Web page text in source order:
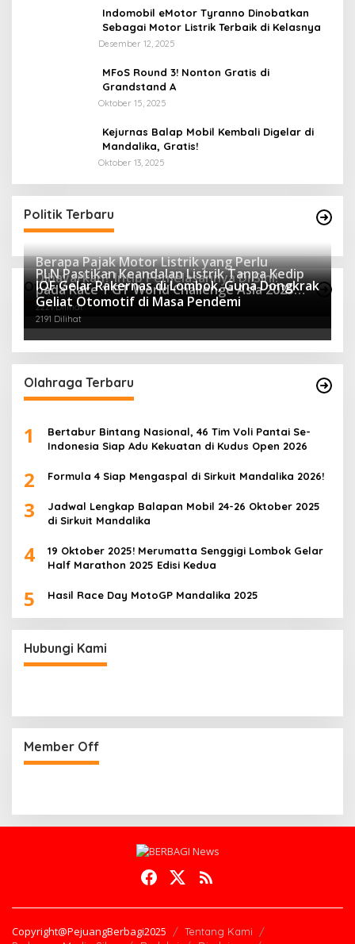
Indomobil eMotor Tyranno Dinobatkan
Sebagai Motor Listrik Terbaik di Kelasnya
Desember 12, 2025
MFoS Round 3! Nonton Gratis di
Grandstand A
Oktober 15, 2025
Kejurnas Balap Mobil Kembali Digelar di
Mandalika, Gratis!
Oktober 13, 2025
Politik Terbaru
Otomotif Terpopuler
Berapa Pajak Motor Listrik yang Perlu
Dibayarkan? Intip Penjelasannya Di Sini!
2438 Dilihat
PLN Pastikan Keandalan Listrik Tanpa Kedip
pada Race 1 GT World Challenge Asia 2025
Mandalika
2221 Dilihat
IOF Gelar Rakernas di Lombok, Guna Dongkrak
Geliat Otomotif di Masa Pendemi
2191 Dilihat
Olahraga Terbaru
1
Bertabur Bintang Nasional, 46 Tim Voli Pantai Se-
Indonesia Siap Adu Kekuatan di Kudus Open 2026
2 Formula 4 Siap Mengaspal di Sirkuit Mandalika 2026!
3
Jadwal Lengkap Balapan Mobil 24-26 Oktober 2025
di Sirkuit Mandalika
4
19 Oktober 2025! Merumatta Senggigi Lombok Gelar
Half Marathon 2025 Edisi Kedua
5 Hasil Race Day MotoGP Mandalika 2025
Hubungi Kami
Member Off
Copyright@PejuangBerbagi2025
Tentang Kami